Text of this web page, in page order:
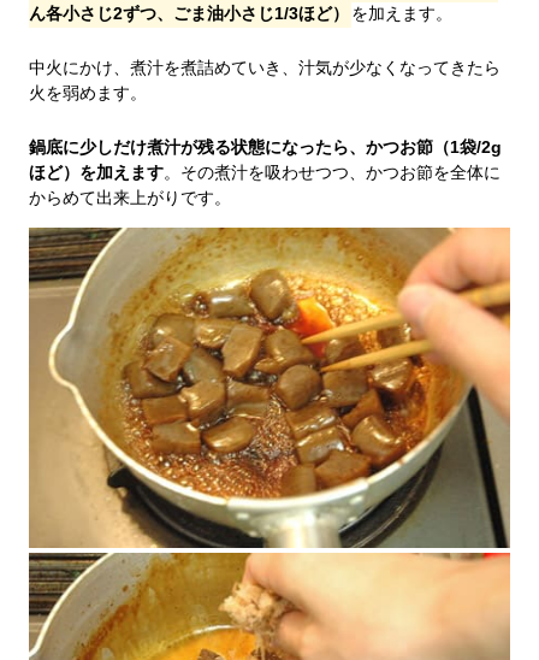
ん各小さじ2ずつ、ごま油小さじ1/3ほど）
を加えます。
中火にかけ、煮汁を煮詰めていき、汁気が少なくなってきたら
火を弱めます。
鍋底に少しだけ煮汁が残る状態になったら、かつお節（1袋/2g
ほど）を加えます。その煮汁を吸わせつつ、かつお節を全体に
からめて出来上がりです。